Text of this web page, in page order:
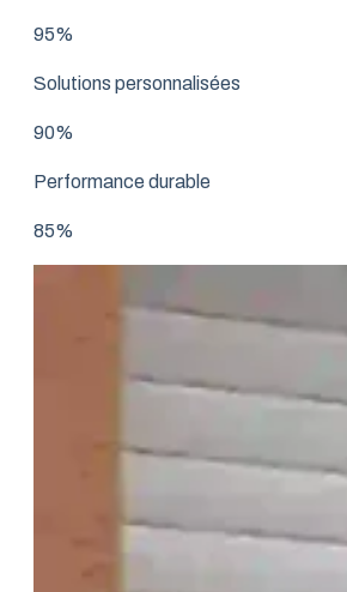
95%
Solutions personnalisées
90%
Performance durable
85%